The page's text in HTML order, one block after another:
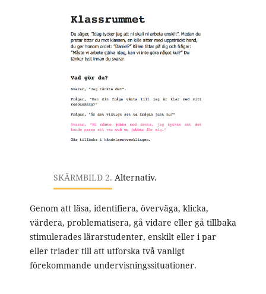
SKÄRMBILD 2. Alternativ.
Genom att läsa, identifiera, överväga, klicka,
värdera, problematisera, gå vidare eller gå tillbaka
stimulerades lärarstudenter, enskilt eller i par
eller triader till att utforska två vanligt
förekommande undervisningssituationer.